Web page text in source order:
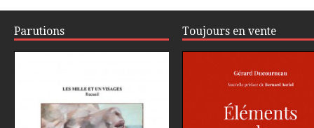
Parutions Toujours en vente